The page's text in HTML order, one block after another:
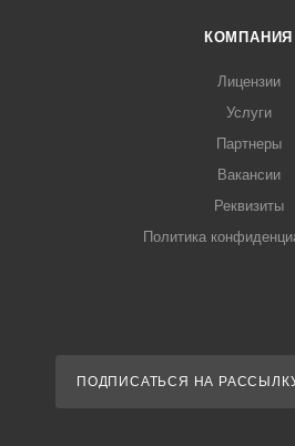
КОМПАНИЯ
Лицензии
Услуги
Партнеры
Вакансии
Реквизиты
Политика
ПОДПИСАТЬСЯ НА